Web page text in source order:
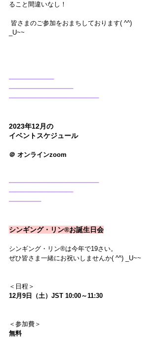
ること間違いなし！
_U~~
━━━━━━━
━━━━━━━━━━
━━━━━━━━━━━━━━
2023年12月の
イベントスケジュール
＠ オンラインzoom
━━━━━━━━━━━━━━
━━━━━━━━━━
━━━━━
シンギング・リン®お誕生日会
シンギング・リン®は今年で19さい。
ぜひ皆さま一緒にお祝いしませんか( ^^) _U~~
＜日程＞
12月9日（土）JST 10:00～11:30
＜参加費＞
無料